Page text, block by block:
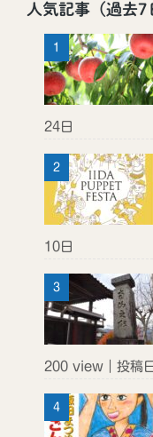
人気記事（過去7
24日
10日
200 view｜投稿